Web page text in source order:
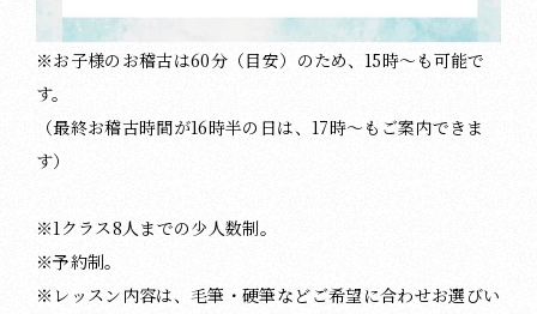
※お子様のお稽古は60分（目安）のため、15時〜も可能で
す。
（最終お稽古時間が16時半の日は、17時〜もご案内できま
す）
※1クラス8人までの少人数制。
※予約制。
※レッスン内容は、毛筆・硬筆などご希望に合わせお選びい